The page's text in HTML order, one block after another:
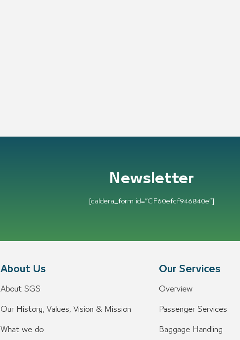
Newsletter
[caldera_form id=”CF60efcf946840e”]
About Us
About SGS
Our History, Values, Vision & Mission
What we do
Our Services
Overview
Passenger Services
Baggage Handling